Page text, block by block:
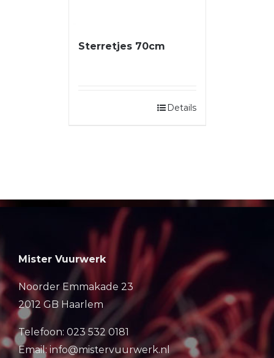
Sterretjes 70cm
Details
Mister Vuurwerk
Noorder Emmakade 23
2012 GB Haarlem
Telefoon: 023 532 0181
Email: info@mistervuurwerk.nl